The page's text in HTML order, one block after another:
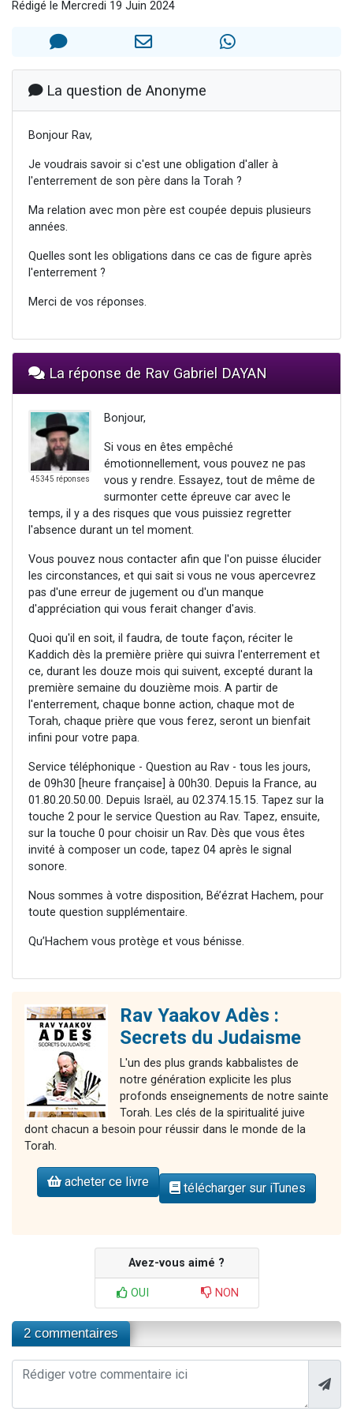
Il reste 49 places pour étudier en groupe sur Zoom
12 nouvelles musiques dans Torah-Box Music
2 personnes viennent de nous rejoindre sur WhatsApp
Rédigé le Mercredi 19 Juin 2024
La question de Anonyme
Bonjour Rav,
Je voudrais savoir si c'est une obligation d'aller à
l'enterrement de son père dans la Torah ?
Ma relation avec mon père est coupée depuis plusieurs
années.
Quelles sont les obligations dans ce cas de figure après
l'enterrement ?
Merci de vos réponses.
La réponse de Rav Gabriel DAYAN
45345 réponses
Bonjour,
Si vous en êtes empêché
émotionnellement, vous pouvez ne pas
vous y rendre. Essayez, tout de même de
surmonter cette épreuve car avec le
temps, il y a des risques que vous puissiez regretter
l'absence durant un tel moment.
Vous pouvez nous contacter afin que l'on puisse élucider
les circonstances, et qui sait si vous ne vous apercevrez
pas d'une erreur de jugement ou d'un manque
d'appréciation qui vous ferait changer d'avis.
Quoi qu'il en soit, il faudra, de toute façon, réciter le
Kaddich dès la première prière qui suivra l'enterrement et
ce, durant les douze mois qui suivent, excepté durant la
première semaine du douzième mois. A partir de
l'enterrement, chaque bonne action, chaque mot de
Torah, chaque prière que vous ferez, seront un bienfait
infini pour votre papa.
Service téléphonique - Question au Rav - tous les jours,
de 09h30 [heure française] à 00h30. Depuis la France, au
01.80.20.50.00. Depuis Israël, au 02.374.15.15. Tapez sur la
touche 2 pour le service Question au Rav. Tapez, ensuite,
sur la touche 0 pour choisir un Rav. Dès que vous êtes
invité à composer un code, tapez 04 après le signal
sonore.
Nous sommes à votre disposition, Bé’ézrat Hachem, pour
toute question supplémentaire.
Qu’Hachem vous protège et vous bénisse.
Rav Yaakov Adès :
Secrets du Judaisme
L'un des plus grands kabbalistes de
notre génération explicite les plus
profonds enseignements de notre sainte
Torah. Les clés de la spiritualité juive
dont chacun a besoin pour réussir dans le monde de la
Torah.
acheter ce livre télécharger sur iTunes
Avez-vous aimé ?
OUI NON
2 commentaires